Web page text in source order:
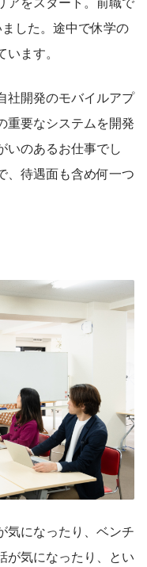
した。途中で休学の
ます。
社開発のモバイルアプ
重要なシステムを開発
いのあるお仕事でし
、待遇面も含め何一つ
気になったり、ベンチ
が気になったり、とい